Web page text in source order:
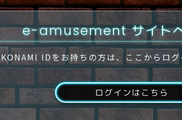
e-amusement サイト
KONAMI IDをお持ちの方は、ここからログ
ログインはこちら